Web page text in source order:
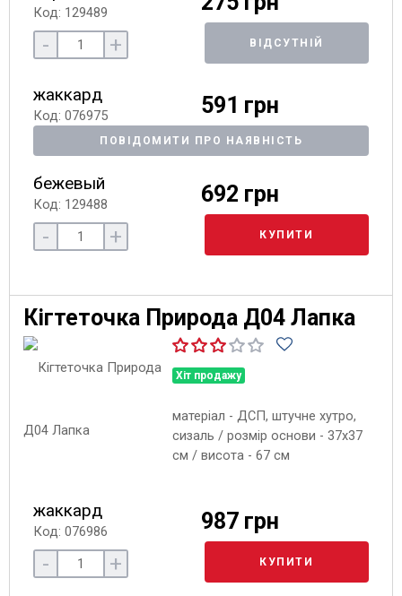
Код: 129489
- + ВІДСУТНІЙ
жаккард
Код: 076975 591 грн
ПОВІДОМИТИ ПРО НАЯВНІСТЬ
бежевый
Код: 129488 692 грн
- + КУПИТИ
Кігтеточка Природа Д04 Лапка
Хіт продажу
матеріал - ДСП, штучне хутро,
сизаль / розмір основи - 37х37
см / висота - 67 см
жаккард
Код: 076986 987 грн
- + КУПИТИ